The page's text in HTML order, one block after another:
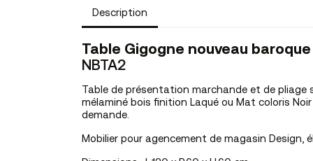
Description
Table Gigogne nouveau baroque
NBTA2
Table de présentation marchande et de pliage
mélaminé bois finition Laqué ou Mat coloris
demande.
Mobilier pour agencement de magasin Design,